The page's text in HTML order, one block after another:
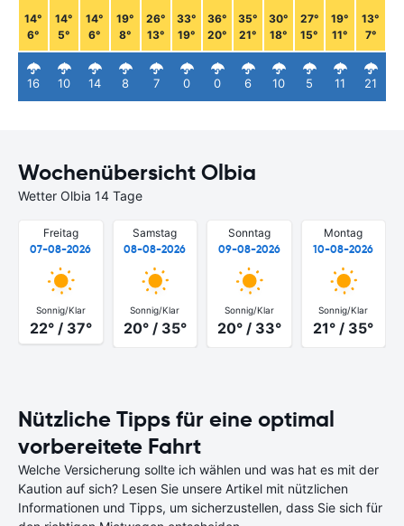
14°
6°
16
14°
5°
10
14°
6°
14
19°
8°
8
26°
13°
7
33°
19°
0
36°
20°
0
35°
21°
6
30°
18°
10
27°
15°
5
19°
11°
11
13°
7°
21
Wochenübersicht Olbia
Wetter Olbia 14 Tage
Freitag
07-08-2026
Sonnig/Klar
22° / 37°
Samstag
08-08-2026
Sonnig/Klar
20° / 35°
Sonntag
09-08-2026
Sonnig/Klar
20° / 33°
Montag
10-08-2026
Sonnig/Klar
21° / 35°
Nützliche Tipps für eine optimal
vorbereitete Fahrt
Welche Versicherung sollte ich wählen und was hat es mit der
Kaution auf sich? Lesen Sie unsere Artikel mit nützlichen
Informationen und Tipps, um sicherzustellen, dass Sie sich für